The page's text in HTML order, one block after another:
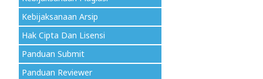
Kebijaksanaan Arsip
Hak Cipta Dan Lisensi
Panduan Submit
Panduan Reviewer